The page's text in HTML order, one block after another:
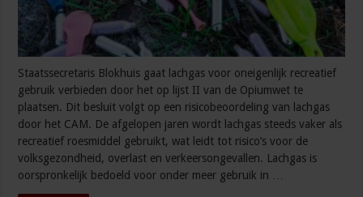
Staatssecretaris Blokhuis gaat lachgas voor oneigenlijk recreatief
gebruik verbieden door het op lijst II van de Opiumwet te
plaatsen. Dit besluit volgt op een risicobeoordeling van lachgas
door het CAM. De afgelopen jaren wordt lachgas steeds vaker als
recreatief roesmiddel gebruikt, wat leidt tot risico’s voor de
volksgezondheid, overlast en verkeersongevallen. Lachgas is
oorspronkelijk bedoeld voor onder meer gebruik in …